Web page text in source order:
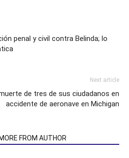
penal y civil contra Belinda; lo
Next article
de tres de sus ciudadanos en
accidente de aeronave en Michigan
MORE FROM AUTHOR